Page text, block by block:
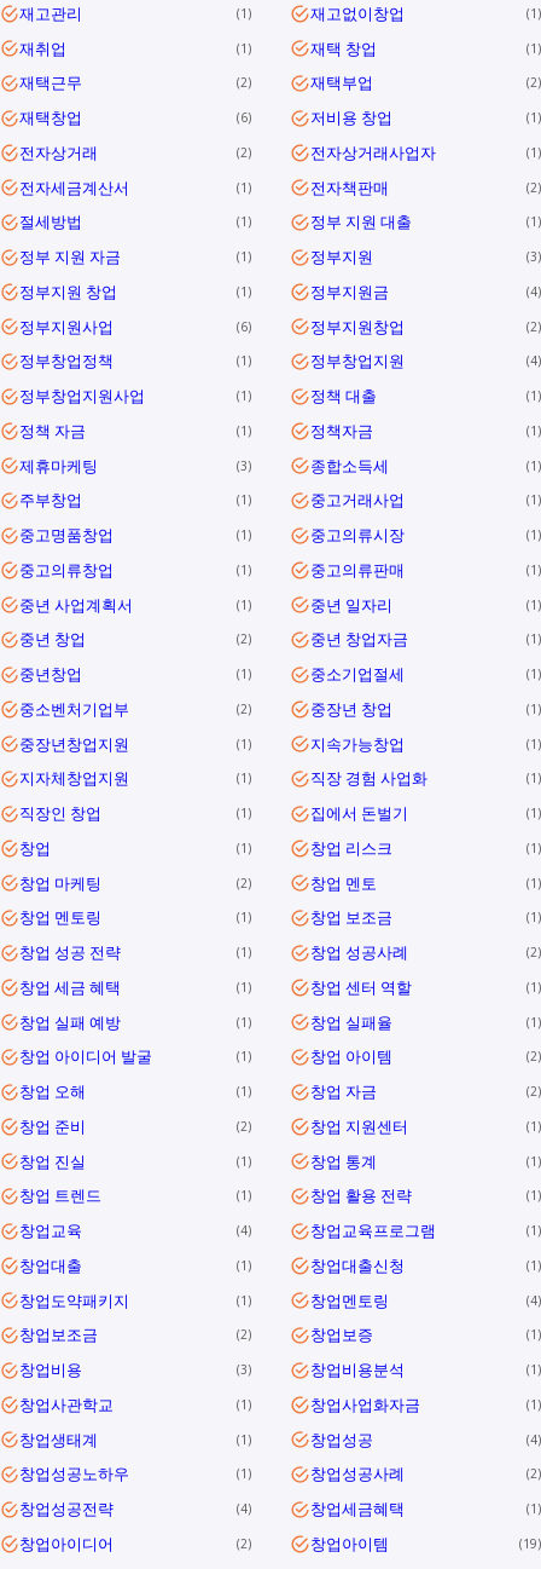
재고관리 1 재고없이창업 1
재취업 1 재택 창업 1
재택근무 2 재택부업 2
재택창업 6 저비용 창업 1
전자상거래 2 전자상거래사업자 1
전자세금계산서 1 전자책판매 2
절세방법 1 정부 지원 대출 1
정부 지원 자금 1 정부지원 3
정부지원 창업 1 정부지원금 4
정부지원사업 6 정부지원창업 2
정부창업정책 1 정부창업지원 4
정부창업지원사업 1 정책 대출 1
정책 자금 1 정책자금 1
제휴마케팅 3 종합소득세 1
주부창업 1 중고거래사업 1
중고명품창업 1 중고의류시장 1
중고의류창업 1 중고의류판매 1
중년 사업계획서 1 중년 일자리 1
중년 창업 2 중년 창업자금 1
중년창업 1 중소기업절세 1
중소벤처기업부 2 중장년 창업 1
중장년창업지원 1 지속가능창업 1
지자체창업지원 1 직장 경험 사업화 1
직장인 창업 1 집에서 돈벌기 1
창업 1 창업 리스크 1
창업 마케팅 2 창업 멘토 1
창업 멘토링 1 창업 보조금 1
창업 성공 전략 1 창업 성공사례 2
창업 세금 혜택 1 창업 센터 역할 1
창업 실패 예방 1 창업 실패율 1
창업 아이디어 발굴 1 창업 아이템 2
창업 오해 1 창업 자금 2
창업 준비 2 창업 지원센터 1
창업 진실 1 창업 통계 1
창업 트렌드 1 창업 활용 전략 1
창업교육 4 창업교육프로그램 1
창업대출 1 창업대출신청 1
창업도약패키지 1 창업멘토링 4
창업보조금 2 창업보증 1
창업비용 3 창업비용분석 1
창업사관학교 1 창업사업화자금 1
창업생태계 1 창업성공 4
창업성공노하우 1 창업성공사례 2
창업성공전략 4 창업세금혜택 1
창업아이디어 2 창업아이템 19